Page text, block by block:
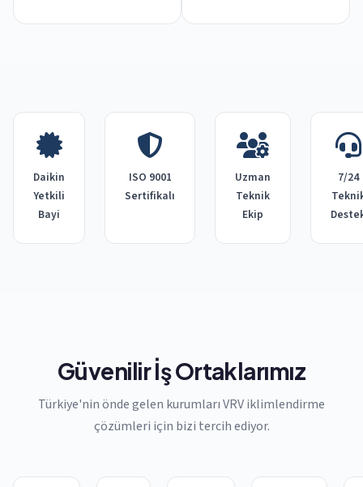
Daikin
Yetkili
Bayi
ISO 9001
Sertifikalı
Uzman
Teknik
Ekip
7/24
Güvenilir İş Ortaklarımız
Türkiye'nin önde gelen kurumları VRV iklimlendirme
çözümleri için bizi tercih ediyor.